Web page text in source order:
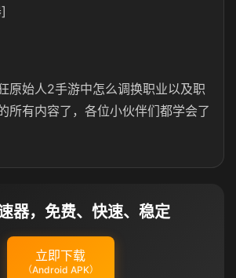
原始人2手游中怎么调换职业以及职
所有内容了，各位小伙伴们都学会了
器，免费、快速、稳定
立即下载
（Android APK）